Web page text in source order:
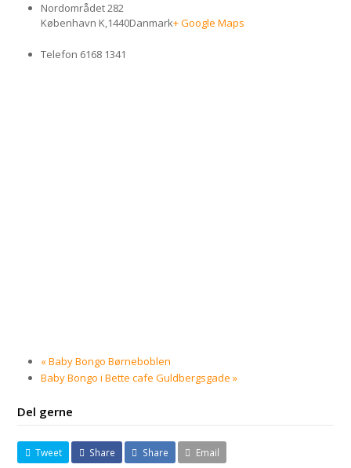
Nordområdet 282
København K,1440Danmark+ Google Maps
Telefon 6168 1341
«Baby Bongo Børneboblen
Baby Bongo i Bette cafe Guldbergsgade»
Del gerne
Tweet Share Share Email